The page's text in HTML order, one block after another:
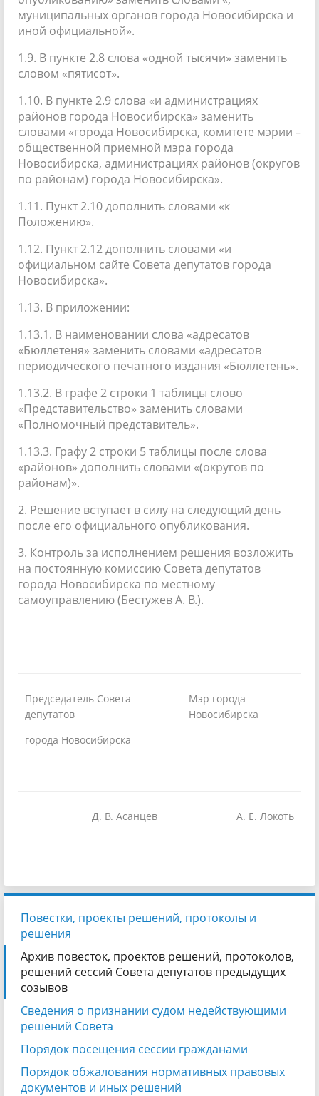
муниципальных органов города Новосибирска и
иной официальной».
1.9. В пункте 2.8 слова «одной тысячи» заменить
словом «пятисот».
1.10. В пункте 2.9 слова «и администрациях
районов города Новосибирска» заменить
словами «города Новосибирска, комитете мэрии –
общественной приемной мэра города
Новосибирска, администрациях районов (округов
по районам) города Новосибирска».
1.11. Пункт 2.10 дополнить словами «к
Положению».
1.12. Пункт 2.12 дополнить словами «и
официальном сайте Совета депутатов города
Новосибирска».
1.13. В приложении:
1.13.1. В наименовании слова «адресатов
«Бюллетеня» заменить словами «адресатов
периодического печатного издания «Бюллетень».
1.13.2. В графе 2 строки 1 таблицы слово
«Представительство» заменить словами
«Полномочный представитель».
1.13.3. Графу 2 строки 5 таблицы после слова
«районов» дополнить словами «(округов по
районам)».
2. Решение вступает в силу на следующий день
после его официального опубликования.
3. Контроль за исполнением решения возложить
на постоянную комиссию Совета депутатов
города Новосибирска по местному
самоуправлению (Бестужев А. В.).
Председатель Совета
депутатов
города Новосибирска
Мэр города
Новосибирска
Д. В. Асанцев А. Е. Локоть
Повестки, проекты решений, протоколы и
решения
Архив повесток, проектов решений, протоколов,
решений сессий Совета депутатов предыдущих
созывов
Сведения о признании судом недействующими
решений Совета
Порядок посещения сессии гражданами
Порядок обжалования нормативных правовых
документов и иных решений